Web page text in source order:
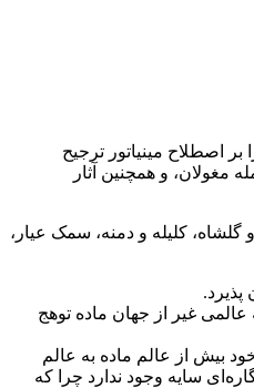
اصطلاح مینیاتور ترجیح
مغولان، و همچنین آثار
کلیله و دمنه، سمک عیار،
عالمی غیر از جهان ماده توهج
بیش از عالم ماده به عالم
سایه وجود ندارد چرا که